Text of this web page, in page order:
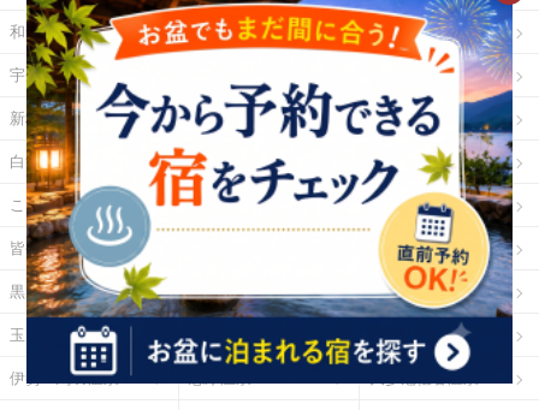
和倉温泉 山中温泉 あわら温泉
宇奈月温泉
新穂高温泉 城崎温泉 有馬温泉
白浜温泉 勝浦温泉 道後温泉
こんぴら温泉 三朝温泉 玉造温泉
皆生温泉 別府温泉
黒川温泉 霧島温泉 酸ヶ湯温泉
玉川温泉 日光湯元温泉 箱根温泉
伊勢・鳥羽温泉